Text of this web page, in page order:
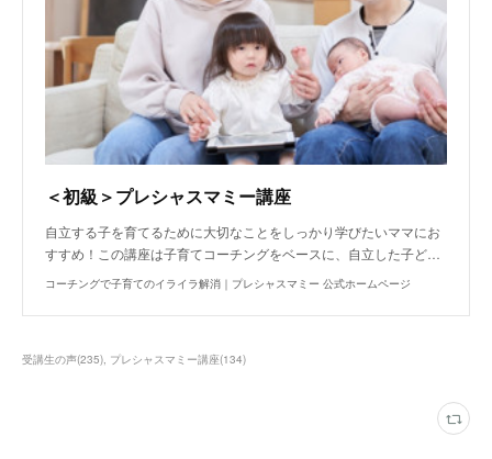
＜初級＞プレシャスマミー講座
自立する子を育てるために大切なことをしっかり学びたいママにお
すすめ！この講座は子育てコーチングをベースに、自立した子ど…
コーチングで子育てのイライラ解消｜プレシャスマミー 公式ホームページ
受講生の声(235) プレシャスマミー講座(134)